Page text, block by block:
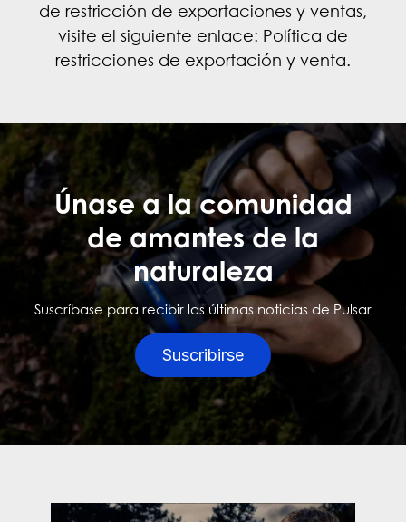
de restricción de exportaciones y ventas,
visite el siguiente enlace: Política de
restricciones de exportación y venta.
Únase a la comunidad
de amantes de la
naturaleza
Suscríbase para recibir las últimas noticias de Pulsar
Suscribirse